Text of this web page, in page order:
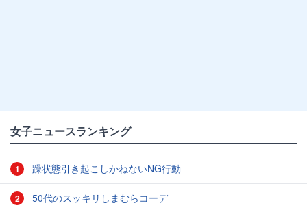
女子ニュースランキング
1 躁状態引き起こしかねないNG行動
2 50代のスッキリしまむらコーデ